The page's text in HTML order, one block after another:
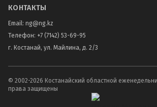
КОНТАКТЫ
Email: ng@ng.kz
Телефон: +7 (7142) 53-69-95
г. Костанай, ул. Майлина, д. 2/3
© 2002-2026 Костанайский областной
права защищены